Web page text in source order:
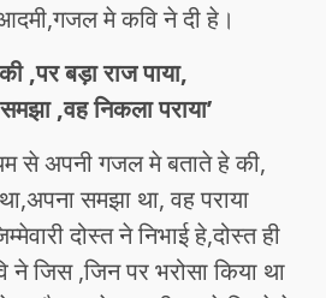
आदमी,गजल मे कवि ने दी हे।
,पर बड़ा राज पाया,
,वह निकला पराया’
से अपनी गजल मे बताते हे की,
समझा था, वह पराया
दोस्त ने निभाई हे,दोस्त ही
ने जिस ,जिन पर भरोसा किया था